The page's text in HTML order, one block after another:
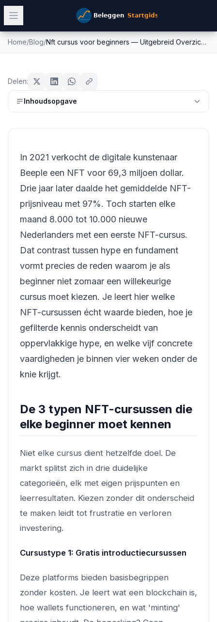
Home/Blog/ Nft cursus voor beginners — Uitgebreid Overzicht 2026
Uitgebreid Overzicht 2026
25 mei 20268min leestijd
Delen:
Inhoudsopgave
In 2021 verkocht de digitale kunstenaar
Beeple een NFT voor 69,3 miljoen dollar.
Drie jaar later daalde het gemiddelde NFT-
prijsniveau met 97%. Toch starten elke
maand 8.000 tot 10.000 nieuwe
Nederlanders met een eerste NFT-cursus.
Dat contrast tussen hype en fundament
vormt precies de reden waarom je als
beginner niet zomaar een willekeurige
cursus moet kiezen. Je leert hier welke
NFT-cursussen écht waarde bieden, hoe je
gefilterde kennis onderscheidt van
oppervlakkige hype, en welke vijf concrete
vaardigheden je binnen vier weken onder de
knie krijgt.
De 3 typen NFT-cursussen die
elke beginner moet kennen
Niet elke cursus dient hetzelfde doel. De
markt splitst zich in drie duidelijke
categorieën, elk met eigen prijspunten en
leerresultaten. Kiezen zonder dit onderscheid
te maken leidt tot frustratie en verloren
investering.
Cursustype 1: Gratis introductiecursussen
Deze platforms bieden basisbegrippen
zonder kosten. Je leert wat een blockchain is,
hoe wallets functioneren, en wat 'minting'